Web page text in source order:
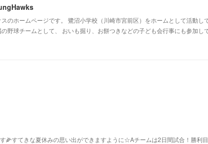
のホームページです。 鷺沼小学校（川崎市宮前区）をホームとして活動し
野球チームとして、 おいも掘り、お餅つきなどの子ども会行事にも参加して
🌽すてきな夏休みの思い出ができますように☆Aチームは2日間試合！勝利